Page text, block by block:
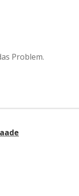
Problem.